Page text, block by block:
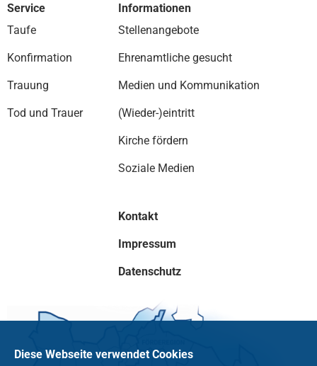
Service
Taufe
Konfirmation
Trauung
Tod und Trauer
Informationen
Stellenangebote
Ehrenamtliche gesucht
Medien und Kommunikation
(Wieder-)eintritt
Kirche fördern
Soziale Medien
Kontakt
Impressum
Datenschutz
Diese Webseite verwendet Cookies